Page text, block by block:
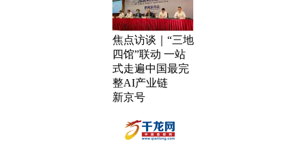
焦点访谈｜“三地
四馆”联动 一站
式走遍中国最完
整AI产业链
新京号